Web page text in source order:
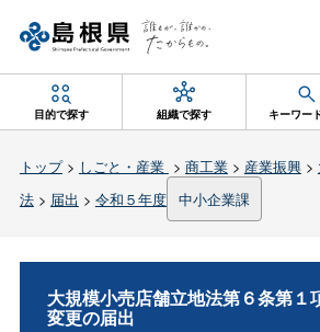
目的で探す 組織で探す キーワー
トップ> しごと・産業 > 商工業> 産業振興>
法> 届出 > 令和５年度 中小企業課
大規模小売店舗立地法第６条第１
変更の届出